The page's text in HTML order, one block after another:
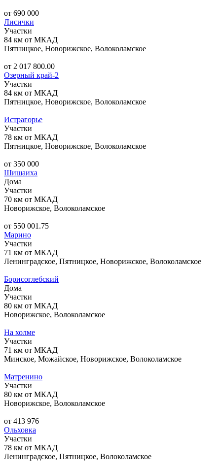
от 690 000
Лисички
Участки
84 км от МКАД
Пятницкое, Новорижское, Волоколамское
от 2 017 800.00
Озерный край-2
Участки
84 км от МКАД
Пятницкое, Новорижское, Волоколамское
Истрагорье
Участки
78 км от МКАД
Пятницкое, Новорижское, Волоколамское
от 350 000
Шишаиха
Дома
Участки
70 км от МКАД
Новорижское, Волоколамское
от 550 001.75
Марино
Участки
71 км от МКАД
Ленинградское, Пятницкое, Новорижское, Волоколамское
Борисоглебский
Дома
Участки
80 км от МКАД
Новорижское, Волоколамское
На холме
Участки
71 км от МКАД
Минское, Можайское, Новорижское, Волоколамское
Матренино
Участки
80 км от МКАД
Новорижское, Волоколамское
от 413 976
Ольховка
Участки
78 км от МКАД
Ленинградское, Пятницкое, Волоколамское